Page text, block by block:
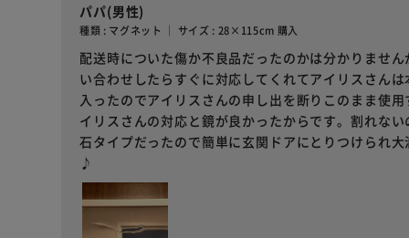
パパ(男性)
種類 : マグネット ｜ サイズ : 28×115cm 購入
配送時についた傷か不良品だったのかは分かりませ
い合わせしたらすぐに対応してくれてアイリスさん
入ったのでアイリスさんの申し出を断りこのまま使
イリスさんの対応と鏡が良かったからです。割れな
石タイプだったので簡単に玄関ドアにとりつけられ
♪